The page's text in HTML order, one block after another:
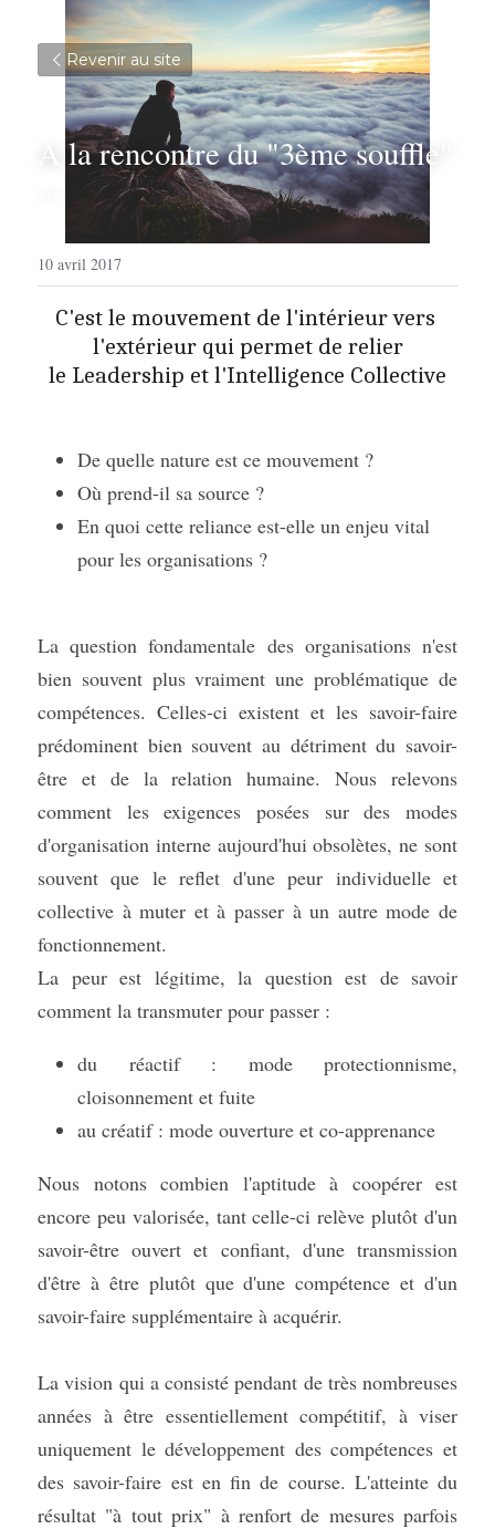
Revenir au site
A la rencontre du "3ème souffle"
10 avril 2017
C'est le mouvement de l'intérieur vers
l'extérieur qui permet de relier
le Leadership et l'Intelligence Collective
De quelle nature est ce mouvement ?
Où prend-il sa source ?
En quoi cette reliance est-elle un enjeu vital
pour les organisations ?
La question fondamentale des organisations n'est
bien souvent plus vraiment une problématique de
compétences. Celles-ci existent et les savoir-faire
prédominent bien souvent au détriment du savoir-
être et de la relation humaine. Nous relevons
comment les exigences posées sur des modes
d'organisation interne aujourd'hui obsolètes, ne sont
souvent que le reflet d'une peur individuelle et
collective à muter et à passer à un autre mode de
fonctionnement.
La peur est légitime, la question est de savoir
comment la transmuter pour passer :
du réactif : mode protectionnisme,
cloisonnement et fuite
au créatif : mode ouverture et co-apprenance
Nous notons combien l'aptitude à coopérer est
encore peu valorisée, tant celle-ci relève plutôt d'un
savoir-être ouvert et confiant, d'une transmission
d'être à être plutôt que d'une compétence et d'un
savoir-faire supplémentaire à acquérir.
La vision qui a consisté pendant de très nombreuses
années à être essentiellement compétitif, à viser
uniquement le développement des compétences et
des savoir-faire est en fin de course. L'atteinte du
résultat "à tout prix" à renfort de mesures parfois